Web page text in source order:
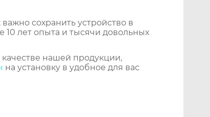
сохранить устройство в
10 лет опыта и тысячи довольных
нашей продукции,
на установку в удобное для вас